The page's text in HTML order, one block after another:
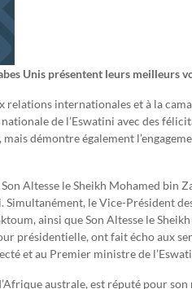
Unis présentent leurs meilleurs
relations internationales et à la
de l’Eswatini avec des
démontre également
Altesse le Sheikh Mohamed bin
Simultanément, le Vice-Président
ainsi que Son Altesse le
présidentielle, ont fait écho aux
et au Premier ministre de
australe, est réputé pour